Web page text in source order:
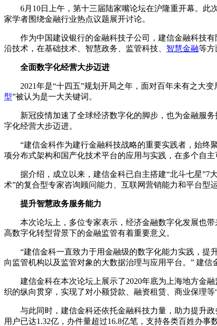
6月10日上午，第十三届陆家嘴论坛在沪隆重开幕。
家学者围绕金融行业热点议题展开讨论。
作为中国建设银行的金融科技子公司，建信金融科技
沿技术，在基础技术、智慧政务、监管科技、 智慧金融等方
全面数字化经营大步迈进
2021年是“十四五”规划开局之年，面对百年未有之大
型”被认为是一大关键词。
新冠疫情加速了全球经济数字化的脚步，也为金融服
字化经营大步迈进。
“建信金科作为建行金融科技战略的重要实践者，始终
项分布式架构和国产化技术平台的应用与实践，在多个自
据介绍，成立以来，建信金科已自主搭建“北斗七星
术”的复合型专家咨询顾问能力、互联网营销能力和平台型
提升智慧政务服务能力
本次论坛上，多位专家表示，经济金融数字化发展也
高数字化转型背景下的金融监管有着重要意义。
“建信金科一直致力于用金融级的数字化能力实践，
向监管机构以及监管对象的大数据治理与应用平台。” 建信
建信金科在本次论坛上展示了2020年底为上海地方金
织的纵向贯穿，实现了对小额贷款、融资租赁、商业保理
与此同时，建信金科还依托金融科技力量，助力提升
用户已达1.32亿，办件量超过16.8亿笔，支持各类百姓办事